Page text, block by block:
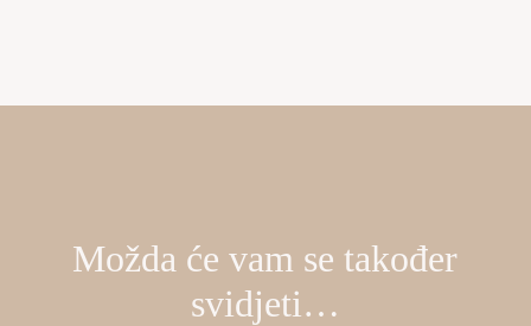
Možda će vam se također
svidjeti…